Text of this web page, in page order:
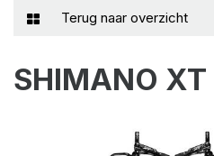
Terug naar overzicht
SHIMANO